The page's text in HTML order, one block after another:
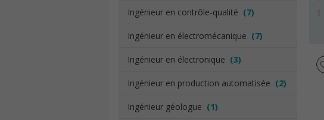
Ingénieur en contrôle-qualité (7)
Ingénieur en électromécanique (7)
Ingénieur en électronique (3)
Ingénieur en production automatisée (2)
Ingénieur géologue (1)